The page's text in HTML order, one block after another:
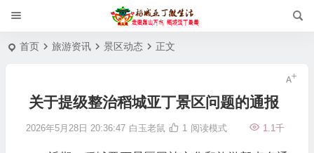
首页 旅游资讯 景区动态 正文
关于提级整治稻城亚丁景区问题的通报
2026年5月28日 20:36:47 白玉老鼠 1.1千
1 阅读模式